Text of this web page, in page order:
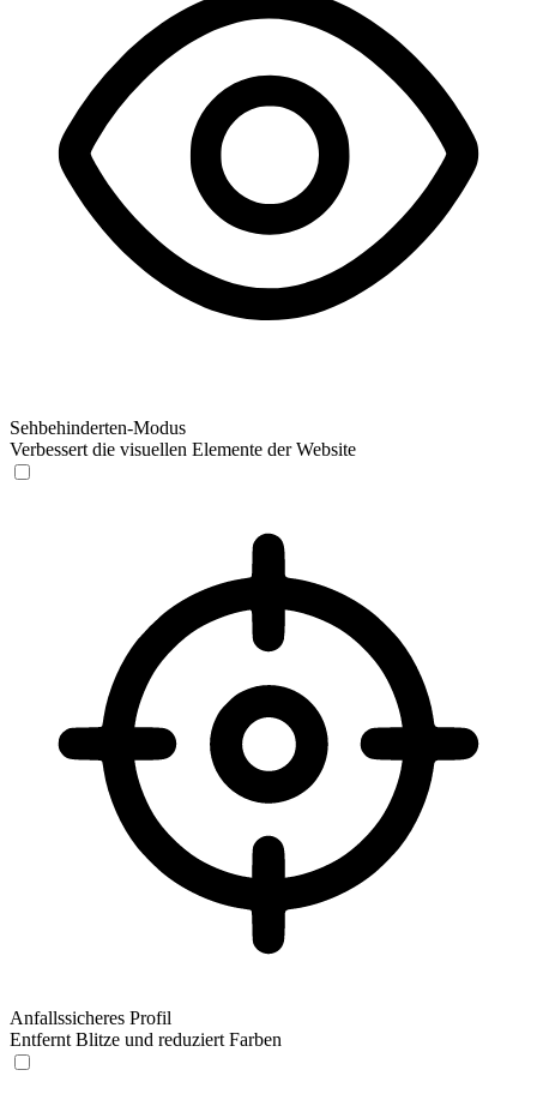
Sehbehinderten-Modus
Verbessert die visuellen Elemente der Website
Anfallssicheres Profil
Entfernt Blitze und reduziert Farben